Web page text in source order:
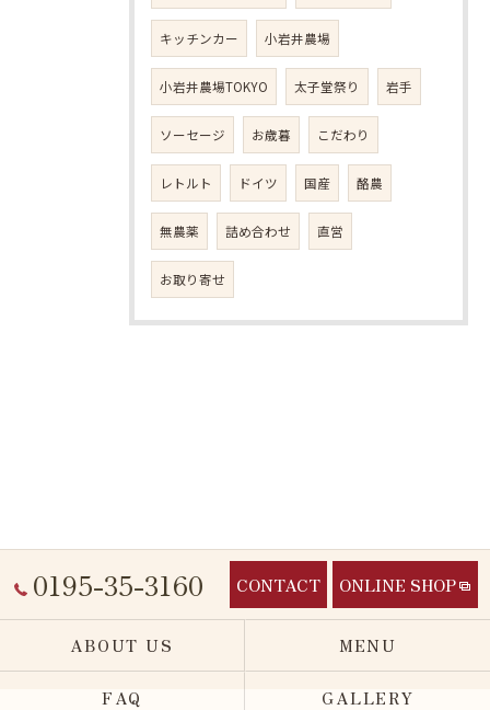
キッチンカー 小岩井農場
小岩井農場TOKYO 太子堂祭り 岩手
ソーセージ お歳暮 こだわり
レトルト ドイツ 国産 酪農
無農薬 詰め合わせ 直営
お取り寄せ
0195-35-3160 CONTACT ONLINE SHOP
ABOUT US MENU
FAQ GALLERY